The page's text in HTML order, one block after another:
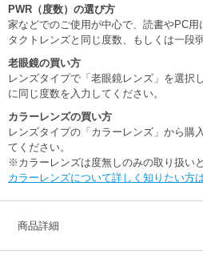
PWR（度数）の選び方
家などでのご使用が中心で、読書やPC
タクトレンズと同じ度数、もしくは一段
老眼鏡の買い方
レンズタイプで「老眼鏡レンズ」を選択
に同じ度数を入力してください。
カラーレンズの買い方
レンズタイプの「カラーレンズ」から購
てください。
※カラーレンズは度無しのみの取り扱いと
カラーレンズについて詳しく知りたい方
商品詳細